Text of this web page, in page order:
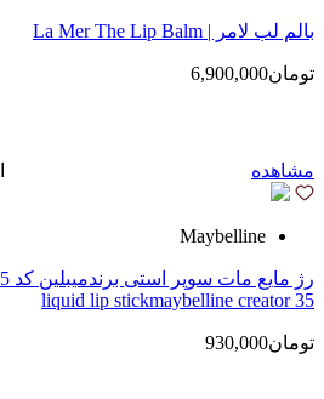
بالم لب لامر | La Mer The Lip Balm
تومان6,900,000
مشاهده
Maybelline
liquid lip stickmaybelline creator 35
تومان930,000